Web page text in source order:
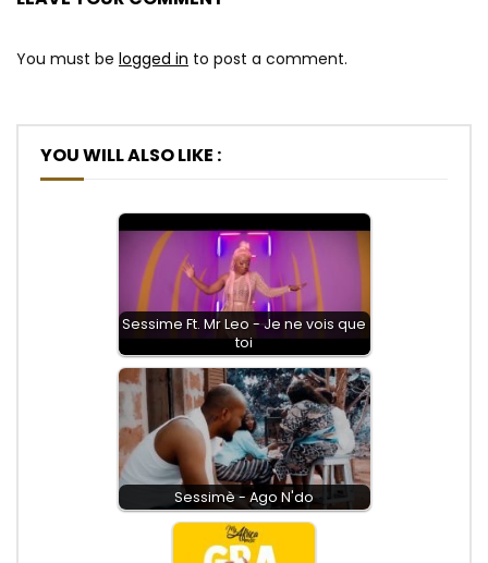
You must be logged in to post a comment.
YOU WILL ALSO LIKE :
Sessime Ft. Mr Leo - Je ne vois que
toi
Sessimè - Ago N'do